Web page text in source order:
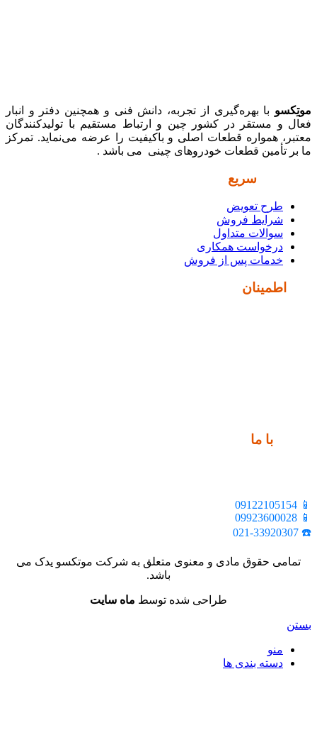
موتِکسو با بهره‌گیری از تجربه، دانش فنی و همچنین دفتر و انبار
فعال و مستقر در کشور چین و ارتباط مستقیم با تولیدکنندگان
معتبر، همواره قطعات اصلی و باکیفیت را عرضه می‌نماید. تمرکز
ما بر تأمین قطعات خودروهای چینی می باشد .
سریع
طرح تعویض
شرایط فروش
سوالات متداول
درخواست همکاری
خدمات پس از فروش
اطمینان
با ما
📱 09122105154
📱 09923600028
☎️ 021-33920307
تمامی حقوق مادی و معنوی متعلق به شرکت موتکسو یدک می
باشد.
طراحی شده توسط ماه سایت
بستن
منو
دسته بندی ها